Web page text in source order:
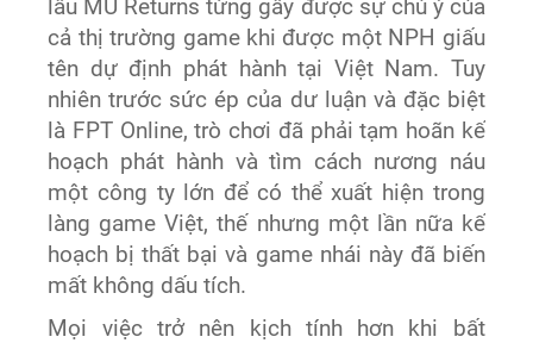
lâu MU Returns từng gây được sự chú ý của
cả thị trường game khi được một NPH giấu
tên dự định phát hành tại Việt Nam. Tuy
nhiên trước sức ép của dư luận và đặc biệt
là FPT Online, trò chơi đã phải tạm hoãn kế
hoạch phát hành và tìm cách nương náu
một công ty lớn để có thể xuất hiện trong
làng game Việt, thế nhưng một lần nữa kế
hoạch bị thất bại và game nhái này đã biến
mất không dấu tích.
Mọi việc trở nên kịch tính hơn khi bất